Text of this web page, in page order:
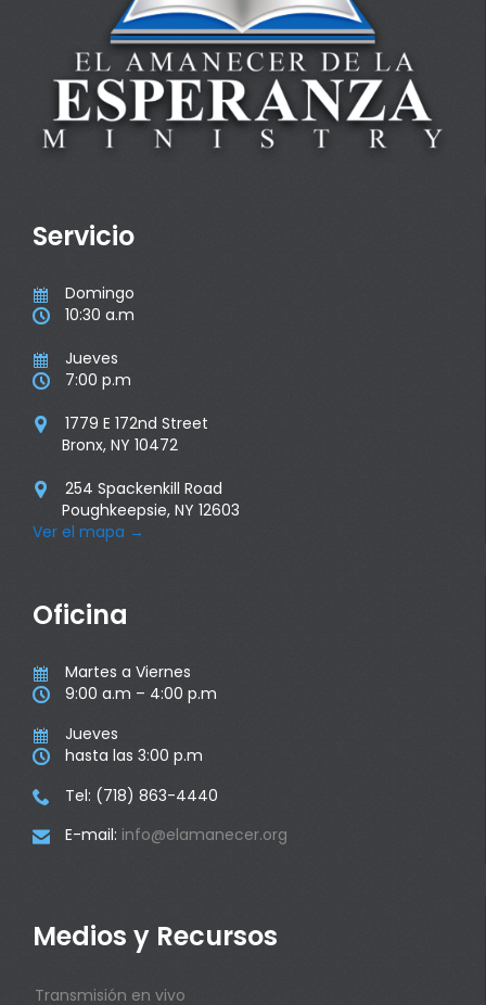
Servicio
 Domingo
 10:30 a.m
 Jueves
 7:00 p.m

1779 E 172nd Street
Bronx, NY 10472

254 Spackenkill Road
Poughkeepsie, NY 12603
Ver el mapa →
Oficina
 Martes a Viernes
 9:00 a.m – 4:00 p.m
 Jueves
 hasta las 3:00 p.m
 Tel: (718) 863-4440
 E-mail: info@elamanecer.org
Medios y Recursos
Transmisión en vivo